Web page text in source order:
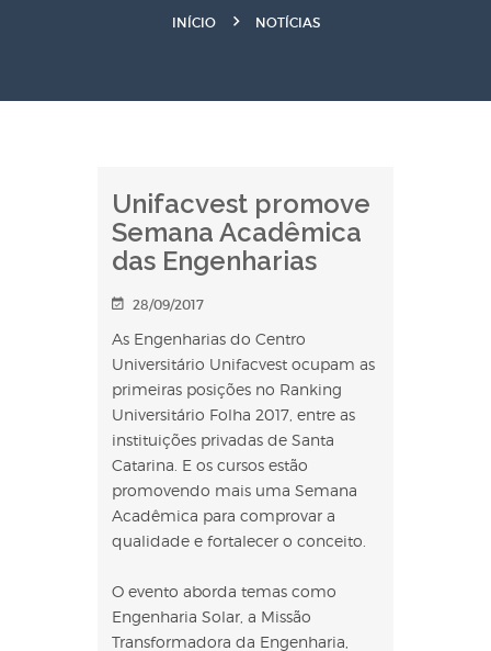
INÍCIO NOTÍCIAS
Unifacvest promove
Semana Acadêmica
das Engenharias
28/09/2017
As Engenharias do Centro
Universitário Unifacvest ocupam as
primeiras posições no Ranking
Universitário Folha 2017, entre as
instituições privadas de Santa
Catarina. E os cursos estão
promovendo mais uma Semana
Acadêmica para comprovar a
qualidade e fortalecer o conceito.
O evento aborda temas como
Engenharia Solar, a Missão
Transformadora da Engenharia,